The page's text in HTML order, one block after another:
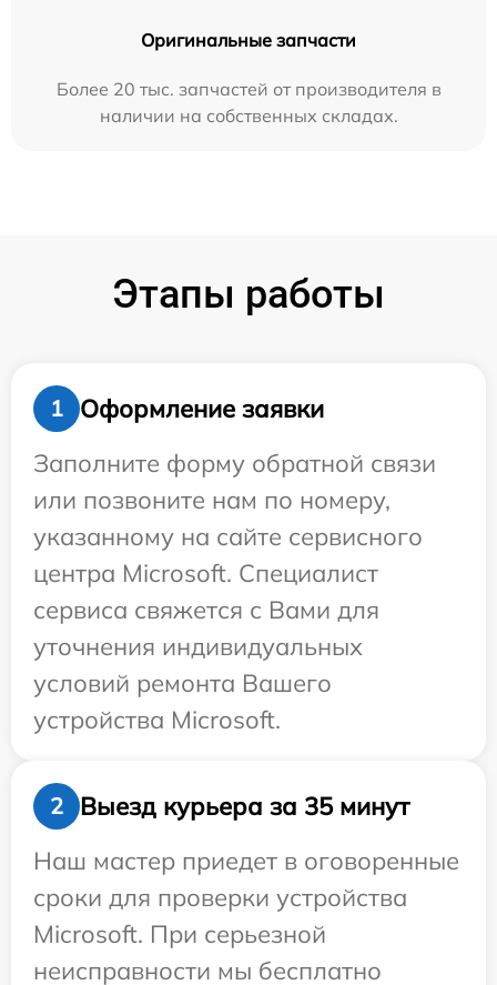
Оригинальные запчасти
Более 20 тыс. запчастей от производителя в
наличии на собственных складах.
Этапы работы
1
Оформление заявки
Заполните форму обратной связи
или позвоните нам по номеру,
указанному на сайте сервисного
центра Microsoft. Специалист
сервиса свяжется с Вами для
уточнения индивидуальных
условий ремонта Вашего
устройства Microsoft.
2
Выезд курьера за 35 минут
Наш мастер приедет в оговоренные
сроки для проверки устройства
Microsoft. При серьезной
неисправности мы бесплатно